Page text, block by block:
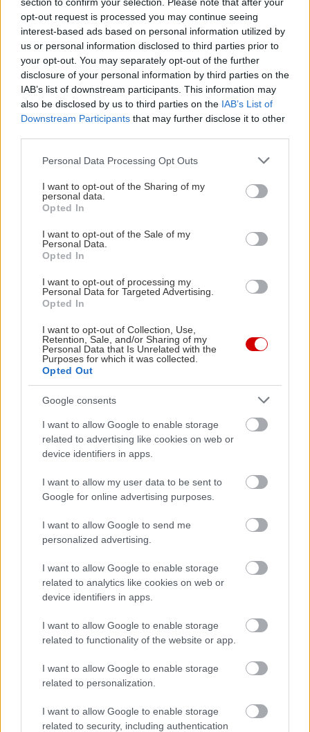
opt-out request is processed you may continue seeing
interest-based ads based on personal information utilized by
us or personal information disclosed to third parties prior to
your opt-out. You may separately opt-out of the further
disclosure of your personal information by third parties on the
IAB’s list of downstream participants. This information may
also be disclosed by us to third parties on the IAB’s List of
Downstream Participants that may further disclose it to other
Please note that this website/app uses one or more Google
not limited to your visit or usage behaviour. You may click to
grant or deny consent to Google and its third-party tags to
use your data for below specified purposes in below Google
consent section.
Personal Data Processing Opt Outs
I want to opt-out of the Sharing of my
personal data.
Opted In
I want to opt-out of the Sale of my
Personal Data.
Opted In
I want to opt-out of processing my
Personal Data for Targeted Advertising.
Opted In
I want to opt-out of Collection, Use,
Retention, Sale, and/or Sharing of my
Personal Data that Is Unrelated with the
Purposes for which it was collected.
Opted Out
Google consents
I want to allow Google to enable storage
related to advertising like cookies on web or
device identifiers in apps.
I want to allow my user data to be sent to
Google for online advertising purposes.
I want to allow Google to send me
personalized advertising.
I want to allow Google to enable storage
related to analytics like cookies on web or
device identifiers in apps.
I want to allow Google to enable storage
related to functionality of the website or app.
I want to allow Google to enable storage
related to personalization.
I want to allow Google to enable storage
related to security, including authentication
Ηρώ Κουνάδη
Γεννήθηκε στον Πειραιά, μεγάλωσε στην αθάνατη ελληνική
επαρχία που της έμαθε να εκτιμάει την Αθήνα. Αγαπάει τα
ταξίδια, το θέατρο, τις γάτες της και τα βιβλία του Χούλιο
Κορτάσαρ, και πιστεύει ακράδαντα στο ρητό που λέει ότι «οι
μόνοι νορμάλ άνθρωποι είναι αυτοί που δεν ξέρεις καλά».
όταν ακόμα το internet το λέγαμε «νέα μέσα» και ήρθε στο
in2life το 2006, για να γράφει για ταξίδια. Έμεινε για όλα τα